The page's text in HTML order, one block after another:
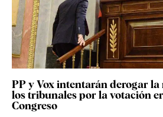
PP y Vox intentarán derogar
los tribunales por la votación
Congreso